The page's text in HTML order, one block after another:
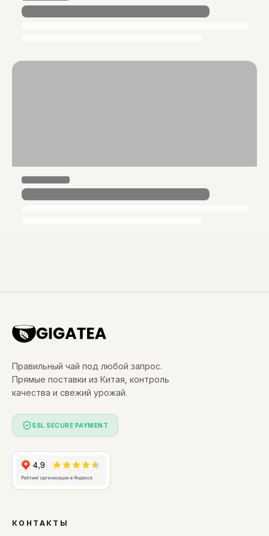
Правильный чай под любой запрос.
Прямые поставки из Китая, контроль
качества и свежий урожай.
SSL SECURE PAYMENT
КОНТАКТЫ